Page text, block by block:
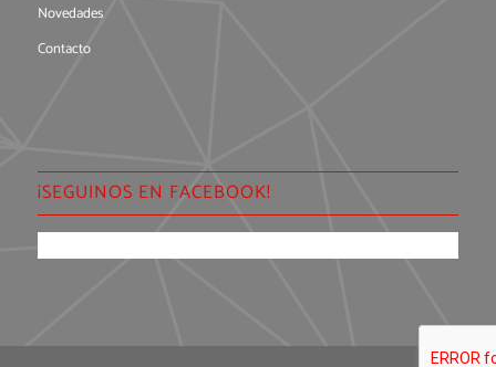
Novedades
Contacto
¡SEGUINOS EN FACEBOOK!